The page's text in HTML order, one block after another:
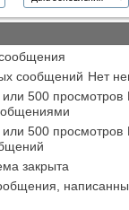
Нет
закрыта